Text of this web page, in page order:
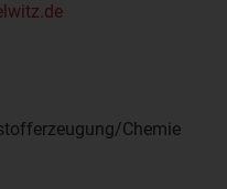
Chemie